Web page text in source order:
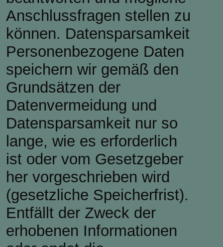
Anschlussfragen stellen zu
können. Datensparsamkeit
Personenbezogene Daten
speichern wir gemäß den
Grundsätzen der
Datenvermeidung und
Datensparsamkeit nur so
lange, wie es erforderlich
ist oder vom Gesetzgeber
her vorgeschrieben wird
(gesetzliche Speicherfrist).
Entfällt der Zweck der
erhobenen Informationen